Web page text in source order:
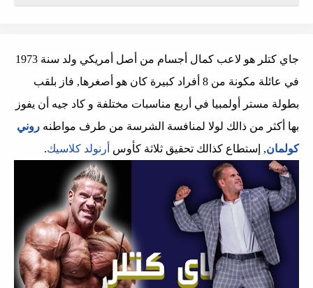
جاي كتلر هو لاعب كمال أجسام من أصل أمريكي ولد سنة 1973
في عائلة مكونة من 8 أفراد كبيرة كان هو أصغرها, فاز بلقب
بطولة مستر أولمبيا في أربع مناسبات مختلفة و كاد جيه أن يفوز
بها أكثر من ذالك لولا لمنافسة الشرسة من طرف مواطنه روني
كولمان, إستطاع كذالك تحقيق ثلاثة كأوس أرنولد كلاسيك.